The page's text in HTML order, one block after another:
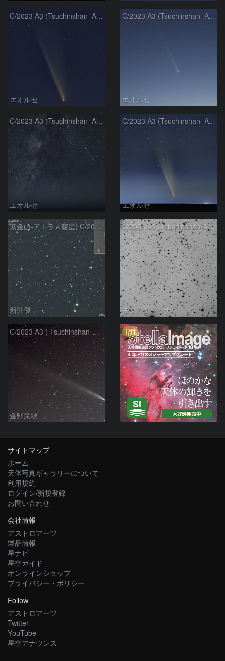
C/2023 A3 (Tsuchinshan–ATLAS)
エオルセ
C/2023 A3 (Tsuchinshan–ATLAS)
エオルセ
C/2023 A3 (Tsuchinshan–ATLAS)と天の川
エオルセ
C/2023 A3 (Tsuchinshan–ATLAS)
エオルセ
紫金山-アトラス彗星( C/2023A3 )：2025/09/16
新井優
C/2023 A3 (Tsuchinshan-ATLAS)
モンドシャルナ
C/2023 A3 ( Tsuchinshan-ATLAS )
金野栄敏
PR
サイトマップ
ホーム
天体写真ギャラリーについて
利用規約
ログイン/新規登録
お問い合わせ
会社情報
アストロアーツ
製品情報
星ナビ
星空ガイド
オンラインショップ
プライバシー・ポリシー
Follow
アストロアーツ
Twitter
YouTube
星空アナウンス